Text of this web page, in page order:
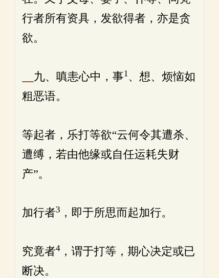
行者所有资具，发欲得者，亦是贪
欲。
九、嗔恚心中，事1 、想、烦恼如
粗恶语。
等起者，乐打等欲“云何令其遭杀、
遭缚，若由他缘或自任运耗失财
产”。
加行者3 ，即于所思而起加行。
究竟者4 ，谓于打等，期心决定或已
断决。